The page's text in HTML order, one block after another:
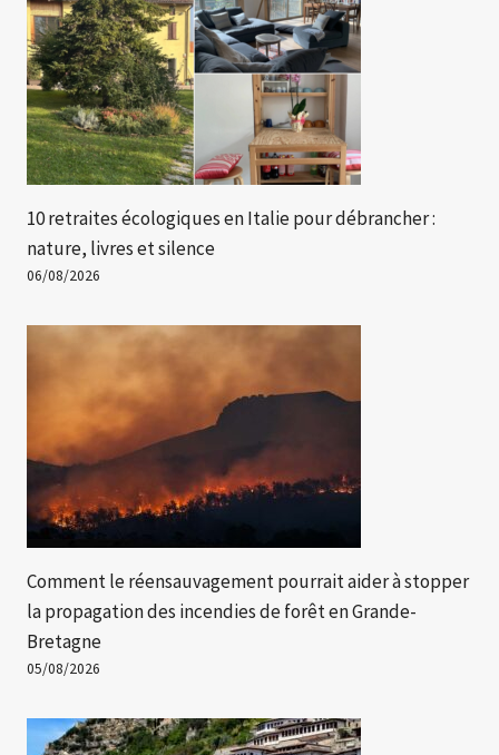
10 retraites écologiques en Italie pour débrancher :
nature, livres et silence
06/08/2026
Comment le réensauvagement pourrait aider à stopper
la propagation des incendies de forêt en Grande-
Bretagne
05/08/2026